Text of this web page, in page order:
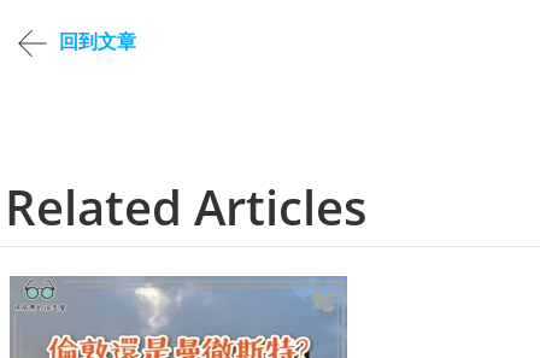
回到文章
Related Articles